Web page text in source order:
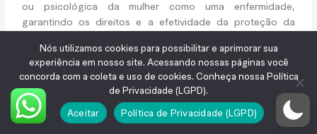
ou psicológica da mulher como uma enfermidade,
garantindo os direitos e a efetividade da proteção da
REFERÊNCIAS
Manual de direito previdenciário
Saraiva, 2020.
Código civil comentado : doutrina e jurisprudência: Lei n.
Nós utilizamos cookies para possibilitar e aprimorar sua
experiência em nosso site. Acessando nossas páginas você
concorda com a coleta e uso de cookies. Conheça nossa Política
de Privacidade (LGPD).
Aceitar Política de Privacidade (LGPD)